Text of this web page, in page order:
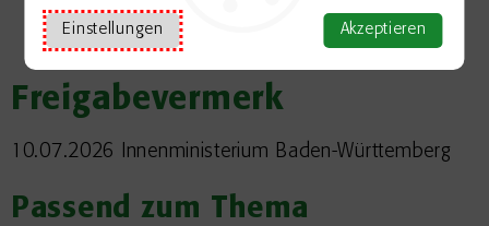
Einstellungen Akzeptieren
§ 238(StGB) Nachstellung
Freigabevermerk
10.07.2026 Innenministerium Baden-Württemberg
Passend zum Thema